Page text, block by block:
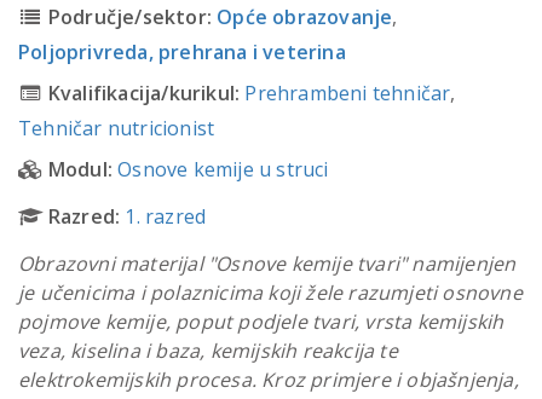
Područje/sektor: Opće obrazovanje,
Poljoprivreda, prehrana i veterina
Kvalifikacija/kurikul: Prehrambeni tehničar,
Tehničar nutricionist
Modul: Osnove kemije u struci
Razred: 1. razred
Obrazovni materijal "Osnove kemije tvari" namijenjen
je učenicima i polaznicima koji žele razumjeti osnovne
pojmove kemije, poput podjele tvari, vrsta kemijskih
veza, kiselina i baza, kemijskih reakcija te
elektrokemijskih procesa. Kroz primjere i objašnjenja,